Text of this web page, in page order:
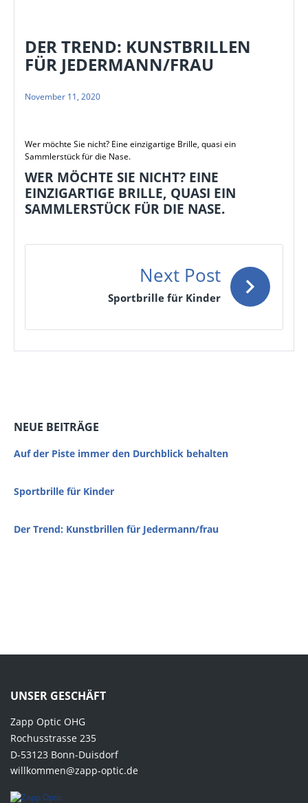
DER TREND: KUNSTBRILLEN
FÜR JEDERMANN/FRAU
November 11, 2020
Wer möchte Sie nicht? Eine einzigartige Brille, quasi ein
Sammlerstück für die Nase.
WER MÖCHTE SIE NICHT? EINE
EINZIGARTIGE BRILLE, QUASI EIN
SAMMLERSTÜCK FÜR DIE NASE.
Next Post
Sportbrille für Kinder
NEUE BEITRÄGE
Auf der Piste immer den Durchblick behalten
Sportbrille für Kinder
Der Trend: Kunstbrillen für Jedermann/frau
UNSER GESCHÄFT
Zapp Optic OHG
Rochusstrasse 235
D-53123 Bonn-Duisdorf
willkommen@zapp-optic.de